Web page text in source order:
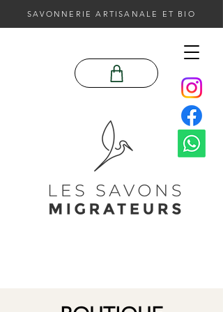
SAVONNERIE ARTISANALE ET BIO